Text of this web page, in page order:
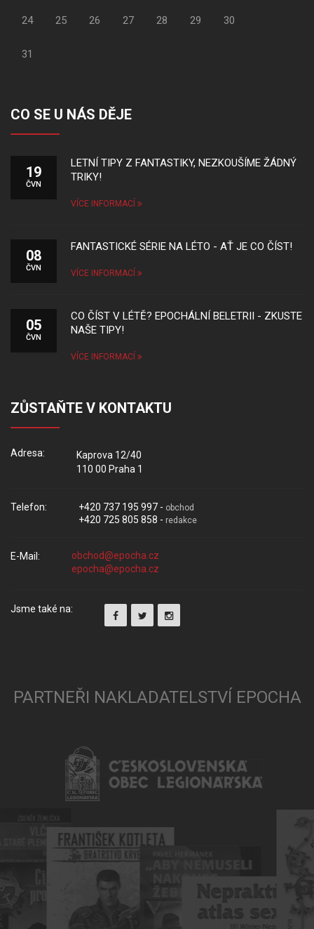
24 25 26 27 28 29 30
31
CO SE U NÁS DĚJE
19
ČVN
LETNÍ TIPY Z FANTASTIKY, NEZKOUŠÍME ŽÁDNÝ
TRIKY!
VÍCE INFORMACÍ
08
ČVN
FANTASTICKÉ SÉRIE NA LÉTO - AŤ JE CO ČÍST!
VÍCE INFORMACÍ
05
ČVN
CO ČÍST V LÉTĚ? EPOCHÁLNÍ BELETRII - ZKUSTE
NAŠE TIPY!
VÍCE INFORMACÍ
ZŮSTAŇTE V KONTAKTU
Adresa:
Kaprova 12/40
110 00 Praha 1
Telefon: +420 737 195 997 - obchod
+420 725 805 858 - redakce
E-Mail:
Jsme také na:
PARTNEŘI NAKLADATELSTVÍ EPOCHA